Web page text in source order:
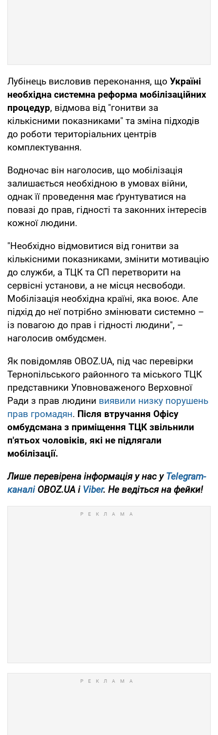
Лубінець висловив переконання, що Україні
необхідна системна реформа мобілізаційних
процедур, відмова від "гонитви за
кількісними показниками" та зміна підходів
до роботи територіальних центрів
комплектування.
Водночас він наголосив, що мобілізація
залишається необхідною в умовах війни,
однак її проведення має ґрунтуватися на
повазі до прав, гідності та законних інтересів
кожної людини.
"Необхідно відмовитися від гонитви за
кількісними показниками, змінити мотивацію
до служби, а ТЦК та СП перетворити на
сервісні установи, а не місця несвободи.
Мобілізація необхідна країні, яка воює. Але
підхід до неї потрібно змінювати системно –
із повагою до прав і гідності людини", –
наголосив омбудсмен.
Як повідомляв OBOZ.UA, під час перевірки
Тернопільського районного та міського ТЦК
представники Уповноваженого Верховної
Ради з прав людини виявили низку порушень
прав громадян. Після втручання Офісу
омбудсмана з приміщення ТЦК звільнили
п'ятьох чоловіків, які не підлягали
мобілізації.
Лише перевірена інформація у нас уTelegram-
каналіOBOZ.UA і Viber. Не ведіться на фейки!